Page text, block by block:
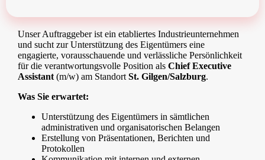
Unser Auftraggeber ist ein etabliertes Industrieunternehmen
und sucht zur Unterstützung des Eigentümers eine
engagierte, vorausschauende und verlässliche Persönlichkeit
für die verantwortungsvolle Position als Chief Executive
Assistant (m/w) am Standort St. Gilgen/Salzburg.
Was Sie erwartet:
Unterstützung des Eigentümers in sämtlichen
administrativen und organisatorischen Belangen
Erstellung von Präsentationen, Berichten und
Protokollen